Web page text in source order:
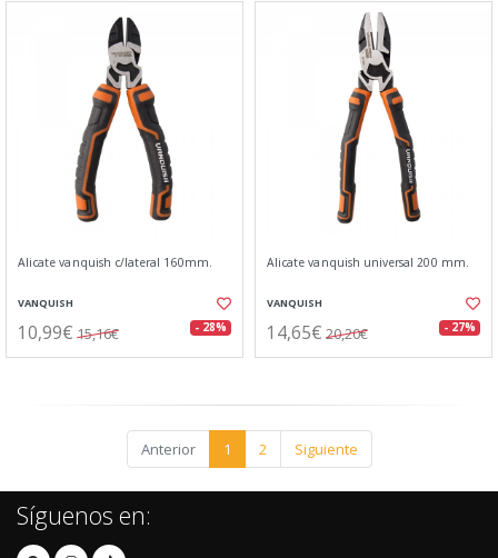
Alicate vanquish c/lateral 160mm.
VANQUISH
10,99€ 15,16€ - 28%
Alicate vanquish universal 200 mm.
VANQUISH
14,65€ 20,20€ - 27%
Anterior 1 2 Siguiente
Síguenos en: